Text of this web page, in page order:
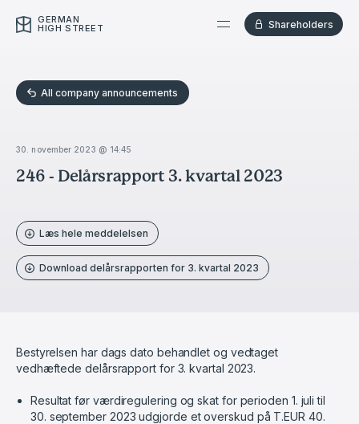
GERMAN
HIGH STREET Shareholders
All company announcements
30. november 2023 @ 14:45
246 - Delårsrapport 3. kvartal 2023
Læs hele meddelelsen
Download delårsrapporten for 3. kvartal 2023
Bestyrelsen har dags dato behandlet og vedtaget
vedhæftede delårsrapport for 3. kvartal 2023.
Resultat før værdiregulering og skat for perioden 1. juli til
30. september 2023 udgjorde et overskud på T.EUR 40.